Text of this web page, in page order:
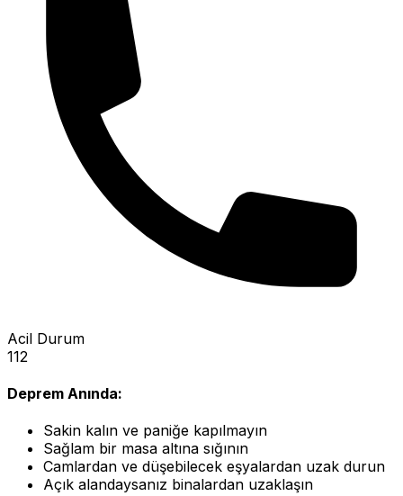
Acil Durum
112
Deprem Anında:
Sakin kalın ve paniğe kapılmayın
Sağlam bir masa altına sığının
Camlardan ve düşebilecek eşyalardan uzak durun
Açık alandaysanız binalardan uzaklaşın